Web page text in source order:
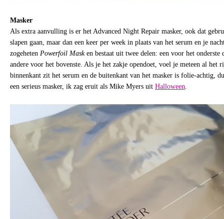
Masker
Als extra aanvulling is er het Advanced Night Repair masker, ook dat
slapen gaan, maar dan een keer per week in plaats van het serum en je
zogeheten Powerfoil Masken bestaat uit twee delen: een voor het onderste
andere voor het bovenste. Als je het zakje opendoet, voel je meteen al het
binnenkant zit het serum en de buitenkant van het masker is folie-achtig,
een serieus masker, ik zag eruit als Mike Myers uit Halloween.